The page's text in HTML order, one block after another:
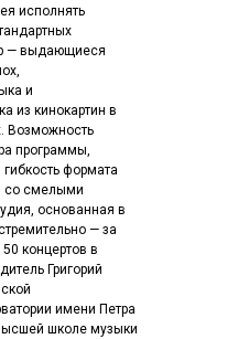
исполнять
— выдающиеся
и
из кинокартин в
Возможность
программы,
формата
со смелыми
основанная в
— за
концертов в
Григорий
имени Петра
школе музыки